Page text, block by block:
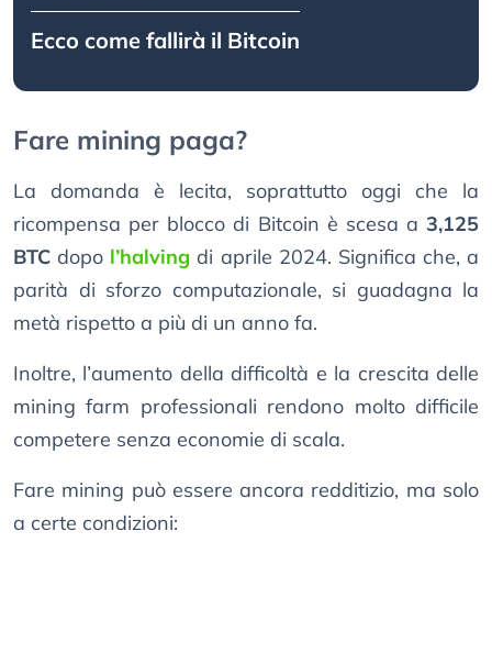
Ecco come fallirà il Bitcoin
Fare mining paga?
La domanda è lecita, soprattutto oggi che la
ricompensa per blocco di Bitcoin è scesa a 3,125
BTC dopo l’halving di aprile 2024. Significa che, a
parità di sforzo computazionale, si guadagna la
metà rispetto a più di un anno fa.
Inoltre, l’aumento della difficoltà e la crescita delle
mining farm professionali rendono molto difficile
competere senza economie di scala.
Fare mining può essere ancora redditizio, ma solo
a certe condizioni: